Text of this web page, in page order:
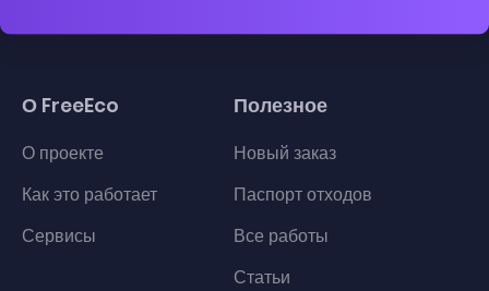
О FreeEco
О проекте
Как это работает
Сервисы
Полезное
Новый заказ
Паспорт отходов
Все работы
Статьи